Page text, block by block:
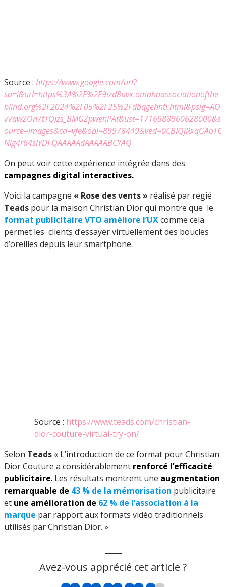
Source : https://www.google.com/url?
sa=i&url=https%3A%2F%2F9izd8uvx.omahaassociationofthe
blind.org%2F2024%2F05%2F25%2Fdbqgehntl.html&psig=AO
vVaw2On7tTQJzs_BMGZpwehPAt&ust=1716988960628000&s
ource=images&cd=vfe&opi=89978449&ved=0CBIQjRxqGAoTC
Nig4r64sIYDFQAAAAAdAAAAABCYAQ
On peut voir cette expérience intégrée dans des
campagnes digital interactives.
Voici la campagne « Rose des vents » réalisé par regié
Teads pour la maison Christian Dior qui montre que le
format publicitaire VTO améliore l’UXcomme cela
permet les clients d’essayer virtuellement des boucles
d’oreilles depuis leur smartphone.
Source : https://www.teads.com/christian-
dior-couture-virtual-try-on/
Selon Teads « L’introduction de ce format pour Christian
Dior Couture a considérablement renforcé l’efficacité
publicitaire. Les résultats montrent une augmentation
remarquable de 43 % de la mémorisation publicitaire
et une amélioration de 62 % de l’association à la
marque par rapport aux formats vidéo traditionnels
utilisés par Christian Dior. »
Avez-vous apprécié cet article ?